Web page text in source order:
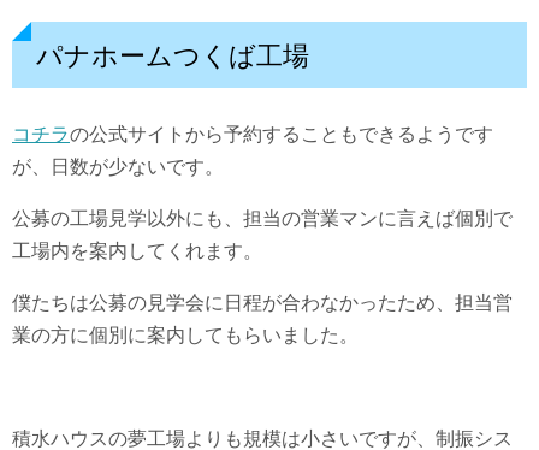
パナホームつくば工場
コチラの公式サイトから予約することもできるようです
が、日数が少ないです。
公募の工場見学以外にも、担当の営業マンに言えば個別で
工場内を案内してくれます。
僕たちは公募の見学会に日程が合わなかったため、担当営
業の方に個別に案内してもらいました。
積水ハウスの夢工場よりも規模は小さいですが、制振シス